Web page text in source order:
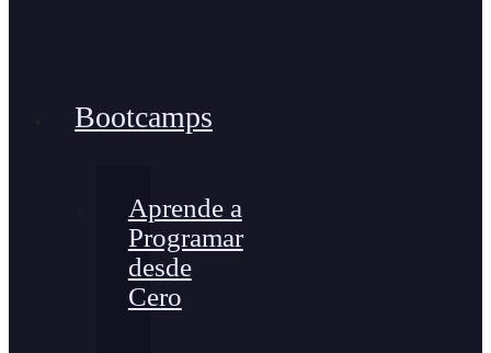
Bootcamps
Aprende a
Programar
desde
Cero